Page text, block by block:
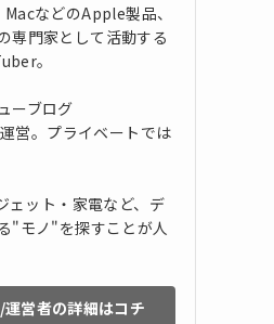
などのApple製品、
専門家として活動する
。
ーブログ
運営。プライベートでは
ェット・家電など、デ
"モノ"を探すことが人
営者の詳細はコチ